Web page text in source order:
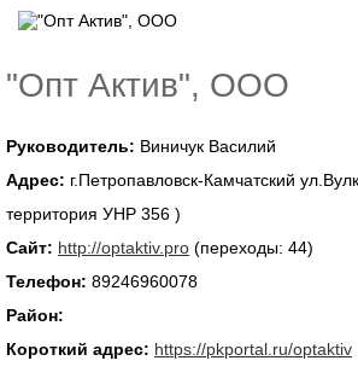
"Опт Актив", ООО
Руководитель: Виничук Василий
Адрес: г.Петропавловск-Камчатский
территория УНР 356 )
Сайт: http://optaktiv.pro (переходы: 44)
Телефон: 89246960078
Район:
Короткий адрес: https://pkportal.ru/optaktiv